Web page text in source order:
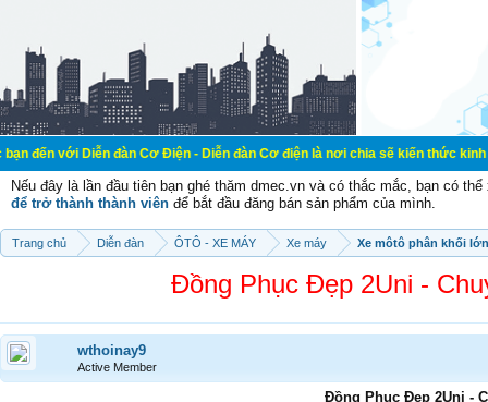
Diễn đàn Cơ Điện - Diễn đàn Cơ điện là nơi chia sẽ kiến thức kinh nghiệm
Nếu đây là lần đầu tiên bạn ghé thăm dmec.vn và có thắc mắc, bạn có
để trở thành thành viên để bắt đầu đăng bán sản phẩm của mình.
Trang chủ Diễn đàn ÔTÔ - XE MÁY Xe máy Xe môtô phân khối lớn
Đồng Phục Đẹp 2Uni -
wthoinay9
Active Member
Đồng Phục Đẹp 2Uni -